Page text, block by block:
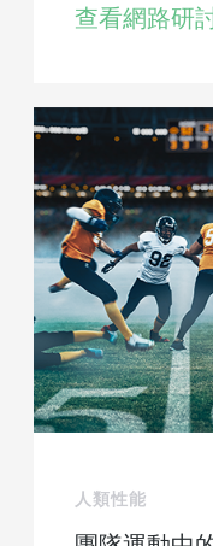
查看網路研
人類性能